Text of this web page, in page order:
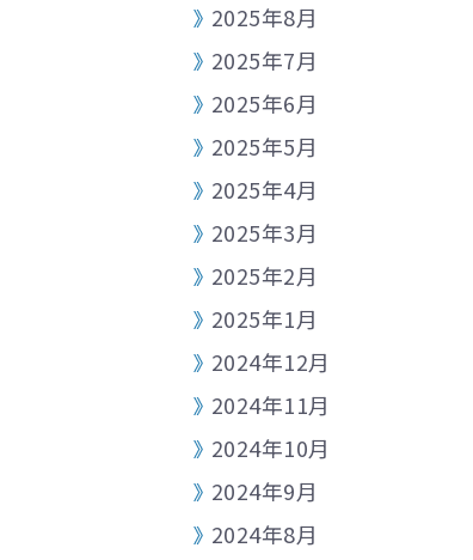
2025年8月
2025年7月
2025年6月
2025年5月
2025年4月
2025年3月
2025年2月
2025年1月
2024年12月
2024年11月
2024年10月
2024年9月
2024年8月